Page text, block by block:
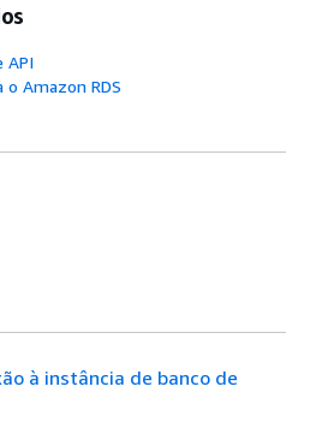
API
o Amazon RDS
à instância de banco de